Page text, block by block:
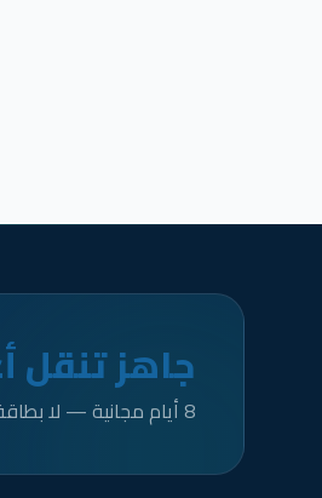
جاهز تنقل
8 أيام مجانية — لا بطاقة ائتمانية — لا التزامات